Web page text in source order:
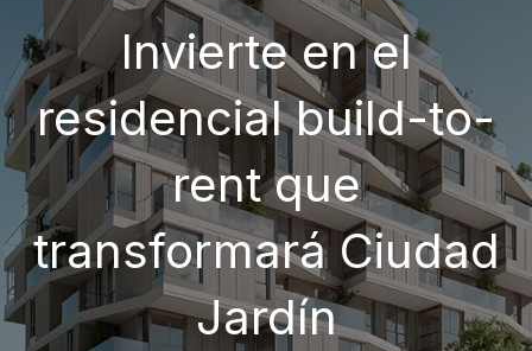
Invierte en el
residencial build-to-
rent que
transformará Ciudad
Jardín